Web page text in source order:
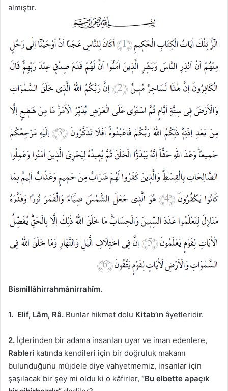
almıştır.
Bismillâhirrahmânirrahîm.
1. Elif, Lâm, Râ. Bunlar hikmet dolu Kitab’ın âyetleridir.
2. İçlerinden bir adama insanları uyar ve iman edenlere,
Rableri katında kendileri için bir doğruluk makamı
bulunduğunu müjdele diye vahyetmemiz, insanlar için
şaşılacak bir şey mi oldu ki o kâfirler, “Bu elbette apaçık